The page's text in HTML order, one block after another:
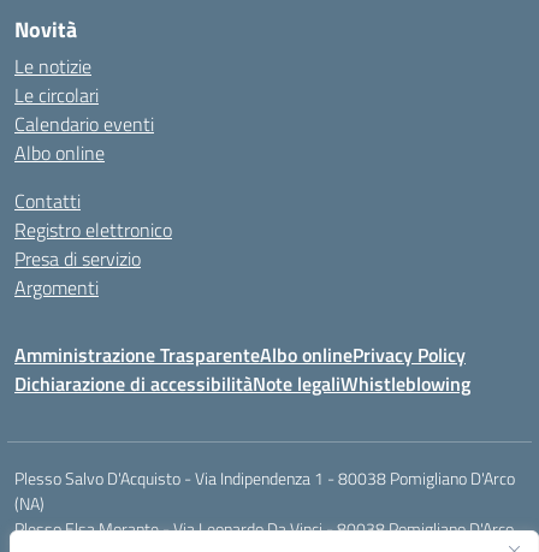
Novità
Le notizie
Le circolari
Calendario eventi
Albo online
Contatti
Registro elettronico
Presa di servizio
Argomenti
Amministrazione TrasparenteAlbo onlinePrivacy Policy
Dichiarazione di accessibilitàNote legaliWhistleblowing
Plesso Salvo D'Acquisto - Via Indipendenza 1 - 80038 Pomigliano D'Arco
(NA)
Plesso Elsa Morante - Via Leonardo Da Vinci - 80038 Pomigliano D'Arco